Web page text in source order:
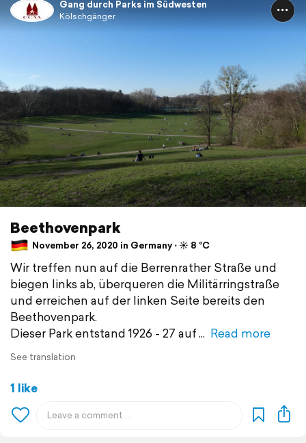
Gang durch Parks im Südwesten
Kölschgänger
Beethovenpark
November 26, 2020 in Germany ⋅ ☀️ 8 °C
Wir treffen nun auf die Berrenrather Straße und
biegen links ab, überqueren die Militärringstraße
und erreichen auf der linken Seite bereits den
Beethovenpark.
Dieser Park entstand 1926 - 27 auf
Read more
See translation
1 like